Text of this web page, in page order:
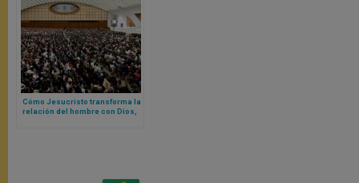
Cómo Jesucristo transforma la
relación del hombre con Dios,